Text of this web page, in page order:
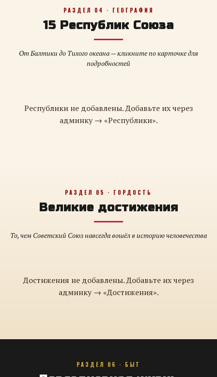
РАЗДЕЛ 04 · ГЕОГРАФИЯ
15 Республик Союза
От Балтики до Тихого океана — кликните по карточке для
подробностей
Республики не добавлены. Добавьте их через
админку → «Республики».
РАЗДЕЛ 05 · ГОРДОСТЬ
Великие достижения
То, чем Советский Союз навсегда вошёл в историю человечества
Достижения не добавлены. Добавьте их через
админку → «Достижения».
РАЗДЕЛ 06 · БЫТ